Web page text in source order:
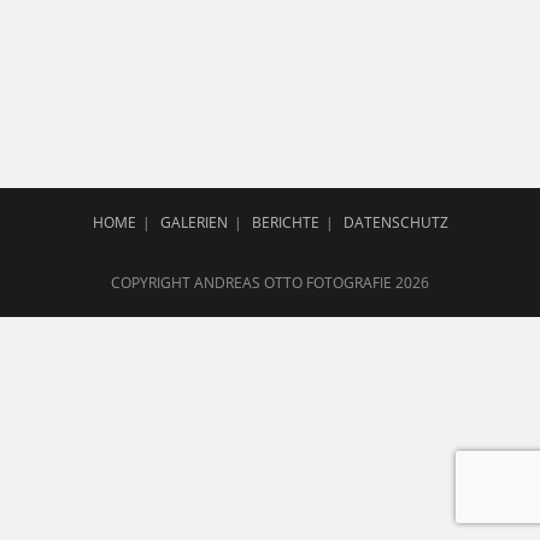
HOME GALERIEN BERICHTE DATENSCHUTZ
COPYRIGHT ANDREAS OTTO FOTOGRAFIE 2026